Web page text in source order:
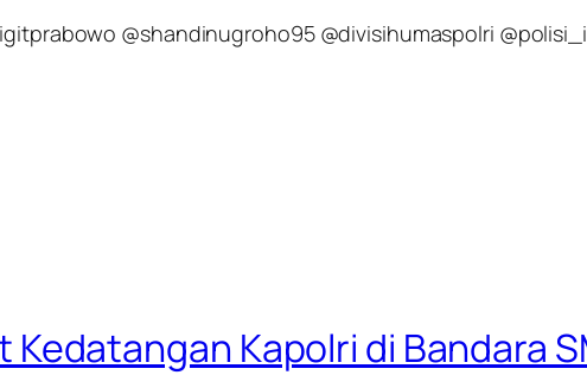
@shandinugroho95 @divisihumaspolri
Kapolri di Bandara